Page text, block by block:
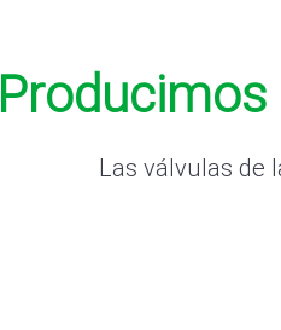
Producimos
Las válvulas de